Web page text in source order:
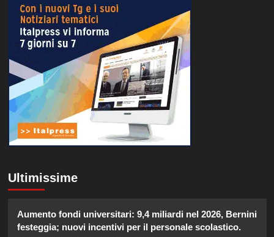
Ultimissime
Aumento fondi universitari: 9,4 miliardi nel 2026, Bernini
festeggia; nuovi incentivi per il personale scolastico.